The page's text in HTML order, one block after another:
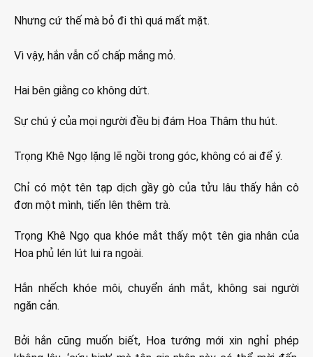
Nhưng cứ thế mà bỏ đi thì quá mất mặt.
Vì vậy, hắn vẫn cố chấp mắng mỏ.
Hai bên giằng co không dứt.
Sự chú ý của mọi người đều bị đám Hoa Thâm thu hút.
Trọng Khê Ngọ lặng lẽ ngồi trong góc, không có ai để ý.
Chỉ có một tên tạp dịch gầy gò của tửu lâu thấy hắn cô
đơn một mình, tiến lên thêm trà.
Trọng Khê Ngọ qua khóe mắt thấy một tên gia nhân của
Hoa phủ lén lút lui ra ngoài.
Hắn nhếch khóe môi, chuyển ánh mắt, không sai người
ngăn cản.
Bởi hắn cũng muốn biết, Hoa tướng mới xin nghỉ phép